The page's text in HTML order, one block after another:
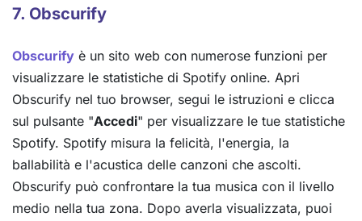
7. Obscurify
Obscurify è un sito web con numerose funzioni per
visualizzare le statistiche di Spotify online. Apri
Obscurify nel tuo browser, segui le istruzioni e clicca
sul pulsante "Accedi" per visualizzare le tue statistiche
Spotify. Spotify misura la felicità, l'energia, la
ballabilità e l'acustica delle canzoni che ascolti.
Obscurify può confrontare la tua musica con il livello
medio nella tua zona. Dopo averla visualizzata, puoi